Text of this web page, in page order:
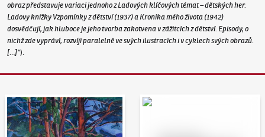
obraz představuje variaci jednoho z Ladových klíčových témat – dětských her.
Ladovy knížky Vzpomínky z dětství (1937) a Kronika mého života (1942)
dosvědčují, jak hluboce je jeho tvorba zakotvena v zážitcích z dětství. Episody, o
nichž zde vypráví, rozvíjí paralelně ve svých ilustracích i v cyklech svých obrazů.
[…]“).
Aukční den 95 Dražit online - Artslimit